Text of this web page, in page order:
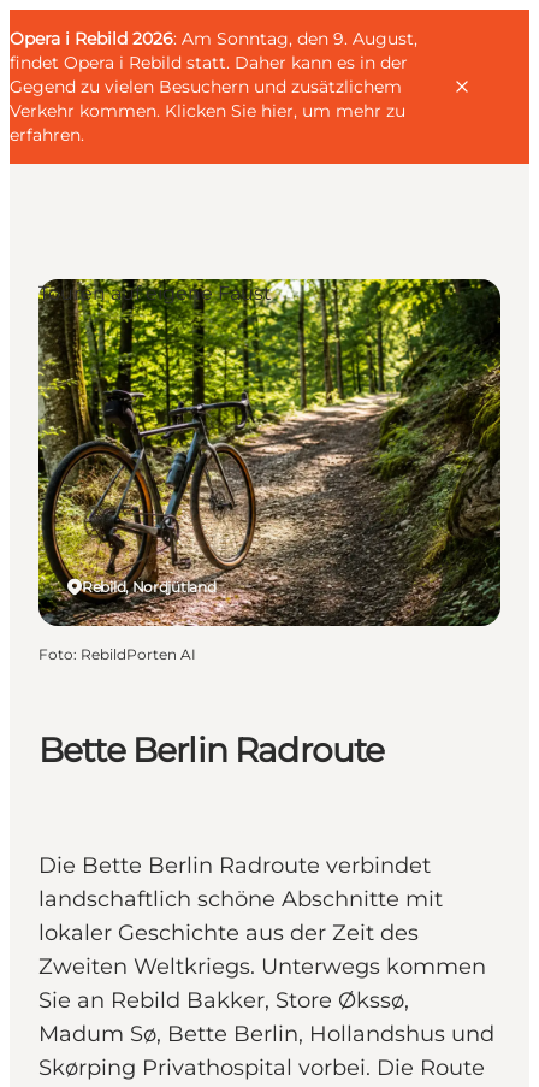
Opera i Rebild 2026: Am Sonntag, den 9. August,
findet Opera i Rebild statt. Daher kann es in der
Gegend zu vielen Besuchern und zusätzlichem
Verkehr kommen. Klicken Sie hier, um mehr zu
erfahren.
Liebespaar
Entdecker
Aktive
KALENDER & EVENTS
KARTEN
REISEPLANUNG
GästeDeutsch
Bette Berlin Radroute
Die Bette Berlin Radroute verbindet
landschaftlich schöne Abschnitte mit
lokaler Geschichte aus der Zeit des
Zweiten Weltkriegs. Unterwegs kommen
Sie an Rebild Bakker, Store Økssø,
Madum Sø, Bette Berlin, Hollandshus und
Skørping Privathospital vorbei. Die Route
Rebild, Nordjütland
Touren auf eigene Faust
Foto: RebildPorten AI